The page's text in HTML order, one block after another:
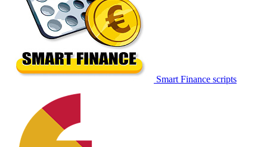
Smart Finance scripts